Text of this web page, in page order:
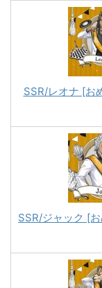
SSR/レオナ [お
SSR/ジャック [